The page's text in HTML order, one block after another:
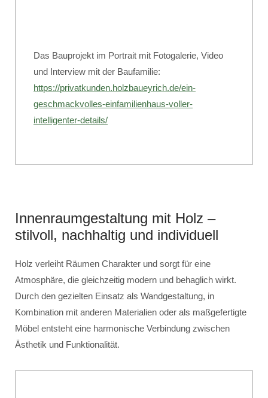
Das Bauprojekt im Portrait mit Fotogalerie, Video
und Interview mit der Baufamilie:
https://privatkunden.holzbaueyrich.de/ein-
geschmackvolles-einfamilienhaus-voller-
intelligenter-details/
Innenraumgestaltung mit Holz –
stilvoll, nachhaltig und individuell
Holz verleiht Räumen Charakter und sorgt für eine
Atmosphäre, die gleichzeitig modern und behaglich wirkt.
Durch den gezielten Einsatz als Wandgestaltung, in
Kombination mit anderen Materialien oder als maßgefertigte
Möbel entsteht eine harmonische Verbindung zwischen
Ästhetik und Funktionalität.